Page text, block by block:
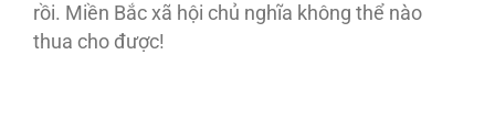
rồi. Miền Bắc xã hội chủ nghĩa không thể nào
thua cho được!